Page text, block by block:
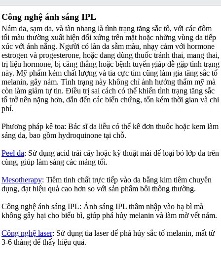
Công nghệ ánh sáng IPL
Nám da, sạm da, và tàn nhang là tình trạng tăng sắc tố, với các đốm
tối màu thường xuất hiện đối xứng trên mặt hoặc những vùng da tiếp
xúc với ánh nắng. Người có làn da sẫm màu, nhạy cảm với hormone
estrogen và progesterone, hoặc đang dùng thuốc tránh thai, mang thai,
trị liệu hormone, bị căng thẳng hoặc bệnh tuyến giáp dễ gặp tình trạng
này. Mỹ phẩm kém chất lượng và tia cực tím cũng làm gia tăng sắc tố
melanin, gây nám. Tình trạng này không chỉ ảnh hưởng thẩm mỹ mà
còn làm giảm tự tin. Điều trị sai cách có thể khiến tình trạng tăng sắc
tố trở nên nặng hơn, dẫn đến các biến chứng, tốn kém thời gian và chi
phí.
Phương pháp kê toa: Bác sĩ da liễu có thể kê đơn thuốc hoặc kem làm
sáng da, bao gồm hydroquinone tại chỗ.
Peel da: Sử dụng acid trái cây hoặc kỹ thuật mài để loại bỏ lớp da trên
cùng, giúp làm sáng các mảng tối.
Mesotherapy: Tiêm tinh chất trực tiếp vào da bằng kim tiêm chuyên
dụng, đạt hiệu quả cao hơn so với sản phẩm bôi thông thường.
Công nghệ ánh sáng IPL: Ánh sáng IPL thâm nhập vào hạ bì mà
không gây hại cho biểu bì, giúp phá hủy melanin và làm mờ vết nám.
Công nghệ laser: Sử dụng tia laser để phá hủy sắc tố melanin, mất từ
3-6 tháng để thấy hiệu quả.